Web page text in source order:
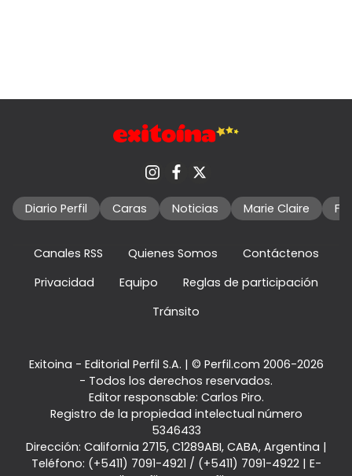
Diario Perfil Caras Noticias Marie Claire
Canales RSS Quienes Somos
Contáctenos
Privacidad
Equipo
Reglas de participación
Tránsito
Exitoina - Editorial Perfil S.A. | © Perfil.com 2006-2026
- Todos los derechos reservados.
Editor responsable: Carlos Piro.
Registro de la propiedad intelectual número
5346433
Dirección: California 2715, C1289ABI, CABA, Argentina |
Teléfono: (+5411) 7091-4921 / (+5411) 7091-4922| E-